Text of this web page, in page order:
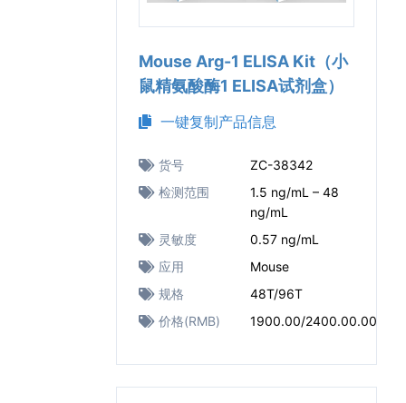
Mouse Arg-1 ELISA Kit（小
鼠精氨酸酶1 ELISA试剂盒）
一键复制产品信息
货号
ZC-38342
检测范围
1.5 ng/mL – 48
ng/mL
灵敏度
0.57 ng/mL
应用
Mouse
规格
48T/96T
价格(RMB)
1900.00/2400.00.00